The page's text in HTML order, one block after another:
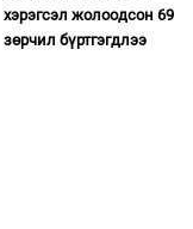
хэрэгсэл жолоодсон 69
зөрчил бүртгэгдлээ